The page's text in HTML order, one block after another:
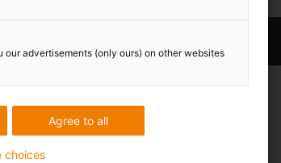
Newsletter
Bleiben Sie immer auf dem Laufenden und
melden Sie sich hier für unsere motion
our advertisements (only ours) on other websites
Agree to all
choices